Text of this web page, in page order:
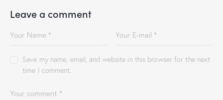
Leave a comment
Save my name, email, and website in this browser for the next
time I comment.